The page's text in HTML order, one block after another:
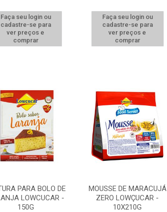
Faça seu login ou
cadastre-se para
ver preços e
comprar
Faça seu login ou
cadastre-se para
ver preços e
comprar
PARA BOLO DE
LOWCUCAR -
150G
MOUSSE DE MARACUJÁ
ZERO LOWÇUCAR -
10X210G